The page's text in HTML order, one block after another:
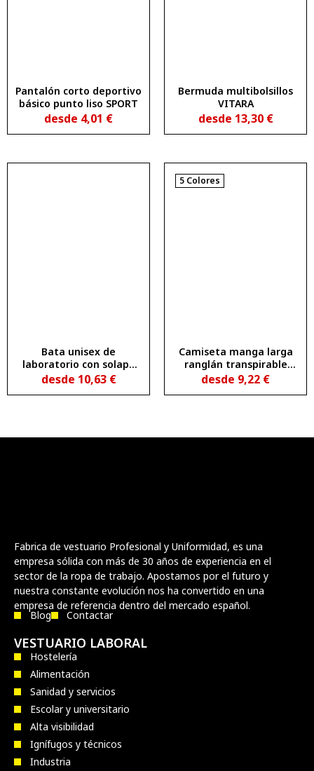
Pantalón corto deportivo
básico punto liso SPORT
desde 4,01 €
Bermuda multibolsillos
VITARA
desde 13,30 €
Bata unisex de
laboratorio con solapa
MEDERI
desde 10,63 €
5 Colores
Camiseta manga larga
ranglán transpirable
PORTO
desde 9,22 €
Fabrica de vestuario Profesional y Uniformidad, es una
empresa sólida con más de 30 años de experiencia en el
sector de la ropa de trabajo. Apostamos por el futuro y
nuestra constante evolución nos ha convertido en una
empresa de referencia dentro del mercado español.
Blog Contactar
VESTUARIO LABORAL
Hostelería
Alimentación
Sanidad y servicios
Escolar y universitario
Alta visibilidad
Ignífugos y técnicos
Industria